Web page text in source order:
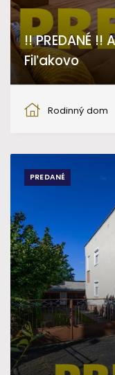
!! PREDANÉ
Fiľakovo
Rodinný dom
PREDANÉ